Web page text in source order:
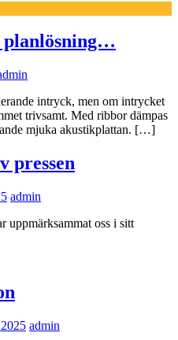
planlösning…
intryck, men om intrycket
trivsamt. Med ribbor dämpas
mjuka akustikplattan. […]
pressen
admin
uppmärksammat oss i sitt
admin